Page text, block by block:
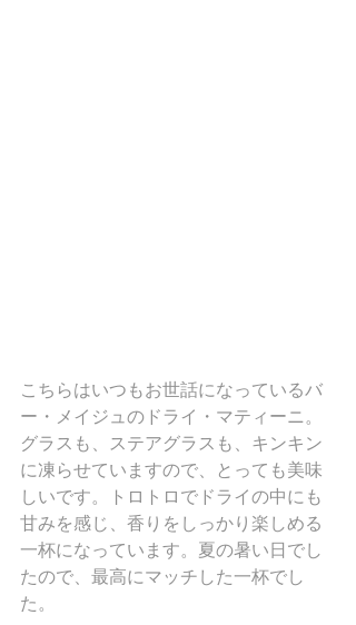
こちらはいつもお世話になっているバ
ー・メイジュのドライ・マティーニ。
グラスも、ステアグラスも、キンキン
に凍らせていますので、とっても美味
しいです。トロトロでドライの中にも
甘みを感じ、香りをしっかり楽しめる
一杯になっています。夏の暑い日でし
たので、最高にマッチした一杯でし
た。